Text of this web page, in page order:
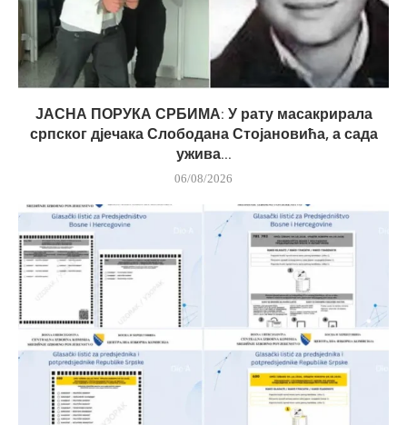
ЈАСНА ПОРУКА СРБИМА: У рату масакрирала
српског дјечака Слободана Стојановића, а сада
ужива...
06/08/2026